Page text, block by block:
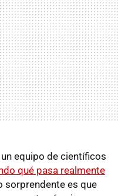
equipo de científicos
qué pasa realmente
sorprendente es que